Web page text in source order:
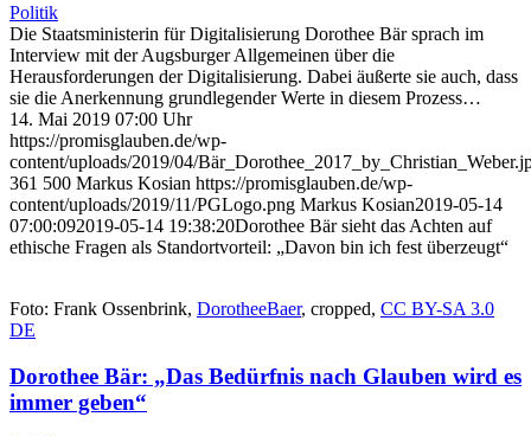
Politik
Die Staatsministerin für Digitalisierung Dorothee Bär sprach im
Interview mit der Augsburger Allgemeinen über die
Herausforderungen der Digitalisierung. Dabei äußerte sie auch, dass
sie die Anerkennung grundlegender Werte in diesem Prozess…
14. Mai 2019 07:00 Uhr
https://promisglauben.de/wp-
content/uploads/2019/04/
361 500 Markus Kosian https://promisglauben.de/wp-
content/uploads/2019/11/PGLogo.png Markus Kosian2019-05-14
07:00:092019-05-14 19:38:20Dorothee Bär sieht das Achten auf
ethische Fragen als Standortvorteil: „Davon bin ich fest überzeugt“
Foto: Frank Ossenbrink, DorotheeBaer, cropped, CC BY-SA 3.0
DE
Dorothee Bär: „Das Bedürfnis nach Glauben wird es
immer geben“